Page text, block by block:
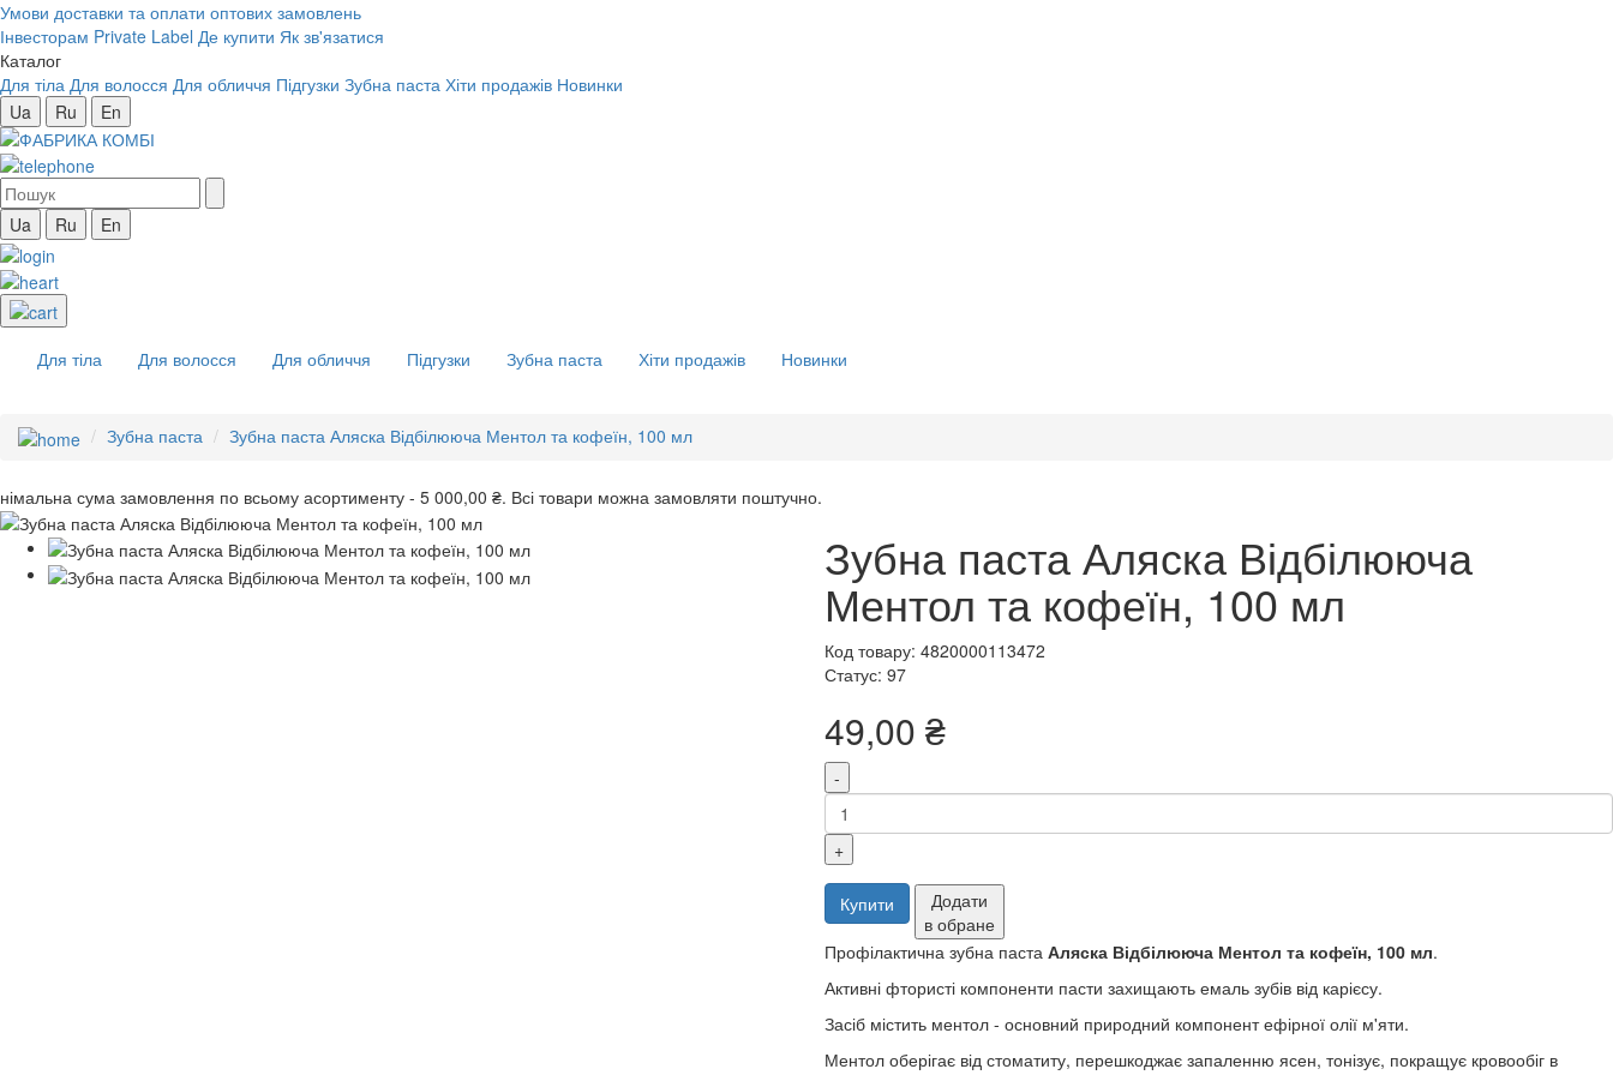
Умови доставки та оплати оптових замовлень
Інвесторам Private Label Де купити Як зв'язатися
Каталог
Для тіла Для волосся Для обличчя Підгузки Зубна паста Хіти продажів Новинки
Ua
Ru En
Ua Ru En
Для тіла Для волосся Для обличчя Підгузки Зубна паста Хіти продажів Новинки
Зубна паста Зубна паста Аляска Відбілююча Ментол та кофеїн, 100 мл
сума замовлення по всьому асортименту - 5 000,00 ₴. Всі товари можна замовляти поштучно.
Зубна паста Аляска Відбілююча
Ментол та кофеїн, 100 мл
Код товару: 4820000113472
Статус: 97
49,00 ₴
-
+
Купити
Додати
в обране
Профілактична зубна паста Аляска Відбілююча Ментол та кофеїн, 100 мл.
Активні фтористі компоненти пасти захищають емаль зубів від карієсу.
Засіб містить ментол - основний природний компонент ефірної олії м'яти.
Ментол оберігає від стоматиту, перешкоджає запаленню ясен, тонізує, покращує кровообіг в